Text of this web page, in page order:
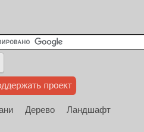
Дерево
Ландшафт